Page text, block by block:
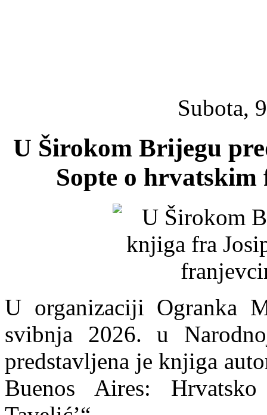
Subota,
U Širokom Brijegu
Sopte o
U organizaciji Ogranka
svibnja 2026. u
predstavljena je knjiga
Buenos Aires: